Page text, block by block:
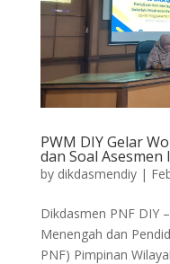
PWM DIY Gelar
dan Soal Asesmen
by dikdasmendiy|
Dikdasmen PNF DIY
Menengah dan
PNF) Pimpinan